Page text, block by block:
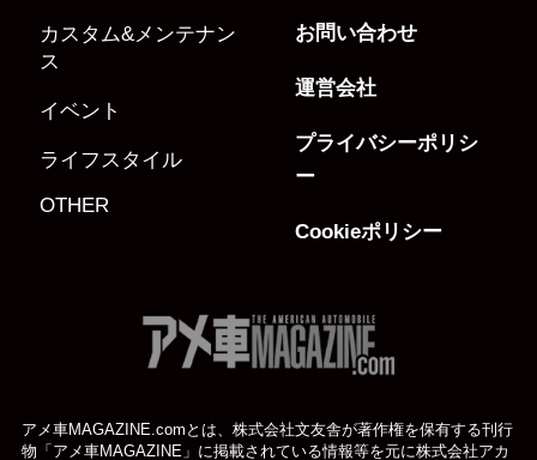
カスタム&メンテナン
ス
イベント
ライフスタイル
OTHER
お問い合わせ
運営会社
プライバシーポリシ
ー
Cookieポリシー
アメ車MAGAZINE.comとは、株式会社文友舎が著作権を保有する刊行
物「アメ車MAGAZINE」に掲載されている情報等を元に株式会社アカ